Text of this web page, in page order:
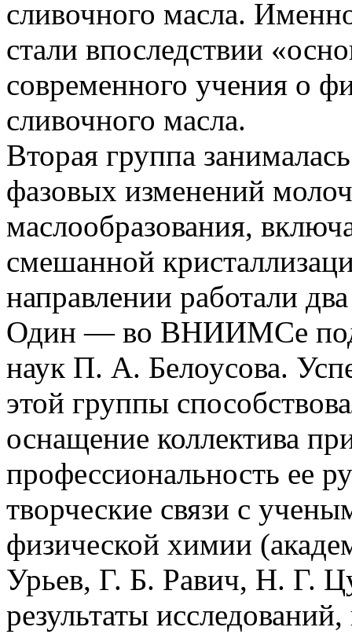
сливочного масла.
стали впоследствии
современного учения о
сливочного масла.
Вторая группа
фазовых изменений
маслообразования,
смешанной
направлении работали
Один — во ВНИИМСе под
наук П. А. Белоусова.
этой группы
оснащение коллектива
профессиональность ее
творческие связи с
физической химии
Урьев, Г. Б. Равич, Н. Г.
результаты